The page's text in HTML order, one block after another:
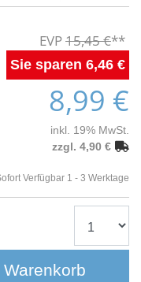
15,45 €
6,46 €
8,99 €
inkl. 19% MwSt.
zzgl. 4,90 €
Verfügbar 1 - 3 Werktage
Warenkorb